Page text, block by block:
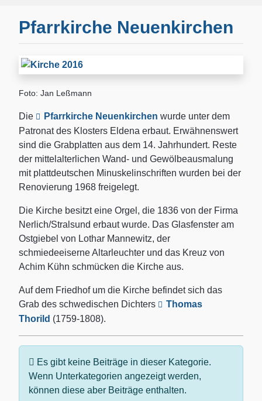
Pfarrkirche Neuenkirchen
Foto: Jan Leßmann
Die Pfarrkirche Neuenkirchen wurde unter dem
Patronat des Klosters Eldena erbaut. Erwähnenswert
sind die Grabplatten aus dem 14. Jahrhundert. Reste
der mittelalterlichen Wand- und Gewölbeausmalung
mit plattdeutschen Minuskelinschriften wurden bei der
Renovierung 1968 freigelegt.
Die Kirche besitzt eine Orgel, die 1836 von der Firma
Nerlich/Stralsund erbaut wurde. Das Glasfenster am
Ostgiebel von Lothar Mannewitz, der
schmiedeeiserne Altarleuchter und das Kreuz von
Achim Kühn schmücken die Kirche aus.
Auf dem Friedhof um die Kirche befindet sich das
Grab des schwedischen Dichters
Thomas
Thorild (1759-1808).
Information
Es gibt keine Beiträge in dieser Kategorie.
Wenn Unterkategorien angezeigt werden,
können diese aber Beiträge enthalten.